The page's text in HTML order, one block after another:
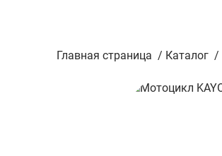
Главная страница / Каталог /